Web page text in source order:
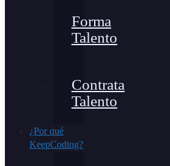
Forma
Talento
Contrata
Talento
¿Por qué
KeepCoding?